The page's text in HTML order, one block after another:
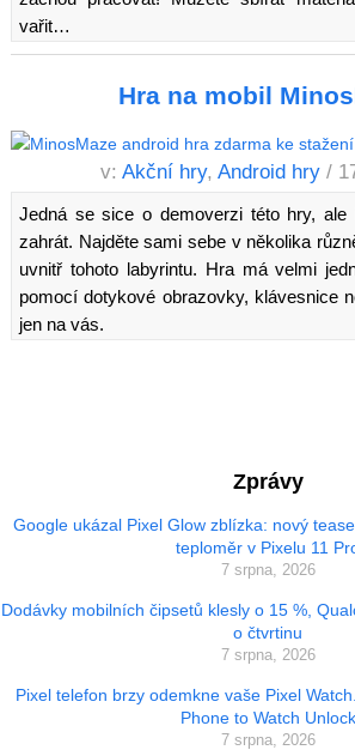
vařit…
Hra na mobil
v: Akční hry, Android hry /
Jedná se sice o demoverzi této hry,
zahrát. Najděte sami sebe v několika
uvnitř tohoto labyrintu. Hra má velmi
pomocí dotykové obrazovky, klávesnice
jen na vás.
Zprávy
Google ukázal Pixel Glow zblízka: nový
teploměr v Pixelu 11
7 srpna, 2026
Dodávky mobilních čipsetů klesly o 15 %,
o čtvrtinu
7 srpna, 2026
Pixel telefon brzy odemkne vaše Pixel
Phone to Watch Unlock
7 srpna, 2026